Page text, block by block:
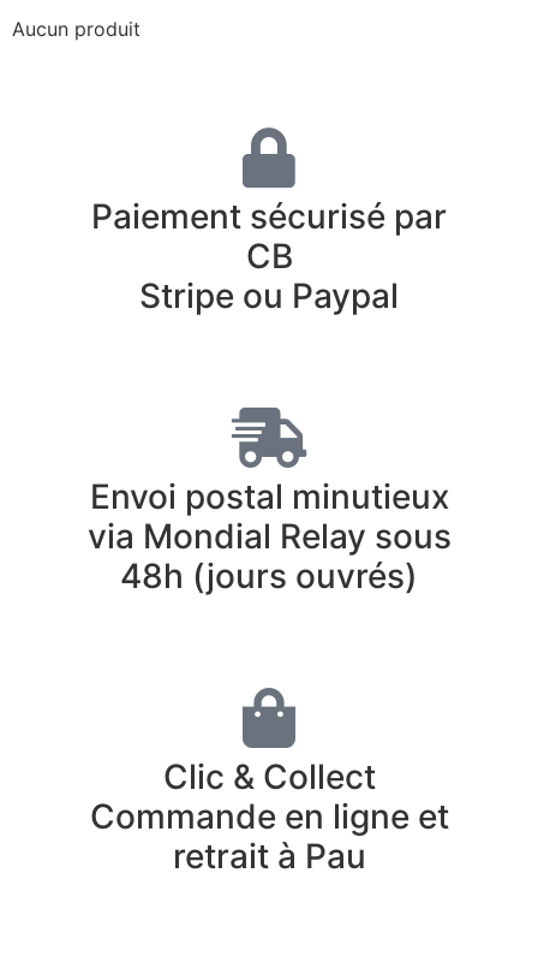
Aucun produit
Paiement sécurisé par
CB
Stripe ou Paypal
Envoi postal minutieux
via Mondial Relay sous
48h (jours ouvrés)
Clic & Collect
Commande en ligne et
retrait à Pau